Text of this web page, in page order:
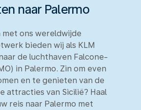
naar Palermo
met ons wereldwijde
bieden wij als KLM
de luchthaven Falcone-
in Palermo. Zin om even
en te genieten van de
attracties van Sicilië? Haal
reis naar Palermo met